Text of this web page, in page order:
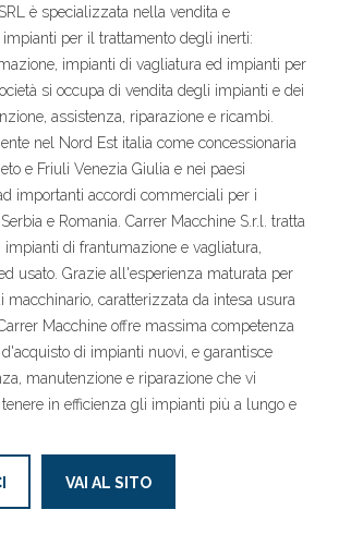
è specializzata nella vendita e
per il trattamento degli inerti:
impianti di vagliatura ed impianti per
si occupa di vendita degli impianti e dei
assistenza, riparazione e ricambi.
nel Nord Est italia come concessionaria
e Friuli Venezia Giulia e nei paesi
importanti accordi commerciali per i
e Romania. Carrer Macchine S.r.l. tratta
di frantumazione e vagliatura,
usato. Grazie all'esperienza maturata per
macchinario, caratterizzata da intesa usura
Macchine offre massima competenza
di impianti nuovi, e garantisce
manutenzione e riparazione che vi
in efficienza gli impianti più a lungo e
VAI AL SITO